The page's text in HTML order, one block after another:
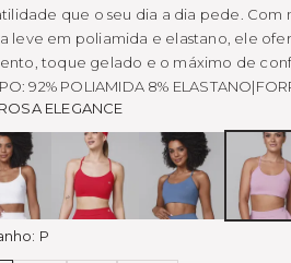
que o seu dia a dia pede. Com
leve em poliamida e elastano, ele
toque gelado e o máximo de
92% POLIAMIDA 8%
ROSA ELEGANCE
Branco APPLE
AZUL
SAPHIRE
P